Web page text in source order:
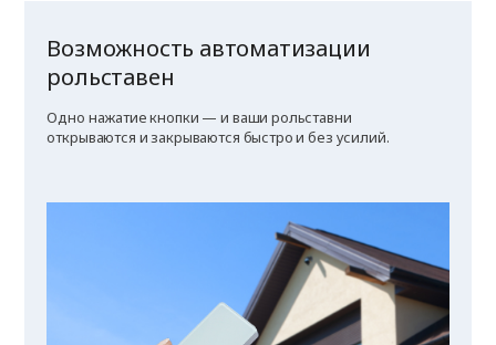
Возможность автоматизации
рольставен
Одно нажатие кнопки — и ваши рольставни
открываются и закрываются быстро и без усилий.